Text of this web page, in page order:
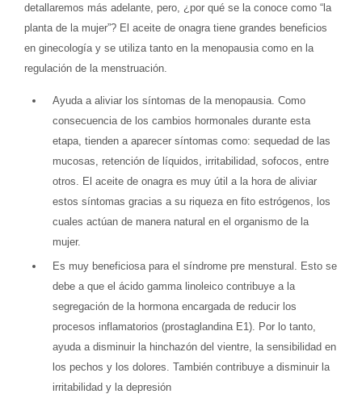
detallaremos más adelante, pero, ¿por qué se la conoce como “la
planta de la mujer”? El aceite de onagra tiene grandes beneficios
en ginecología y se utiliza tanto en la menopausia como en la
regulación de la menstruación.
Ayuda a aliviar los síntomas de la menopausia. Como
consecuencia de los cambios hormonales durante esta
etapa, tienden a aparecer síntomas como: sequedad de las
mucosas, retención de líquidos, irritabilidad, sofocos, entre
otros. El aceite de onagra es muy útil a la hora de aliviar
estos síntomas gracias a su riqueza en fito estrógenos, los
cuales actúan de manera natural en el organismo de la
mujer.
Es muy beneficiosa para el síndrome pre menstural. Esto se
debe a que el ácido gamma linoleico contribuye a la
segregación de la hormona encargada de reducir los
procesos inflamatorios (prostaglandina E1). Por lo tanto,
ayuda a disminuir la hinchazón del vientre, la sensibilidad en
los pechos y los dolores. También contribuye a disminuir la
irritabilidad y la depresión